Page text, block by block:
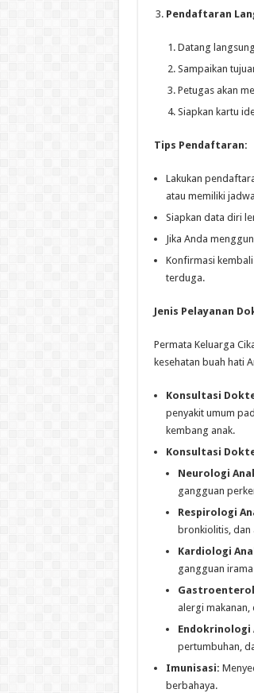
Pendaftaran
Datang
Sampaikan
Petugas akan
Siapkan kartu
Tips Pendaftaran:
Lakukan
atau memiliki
Siapkan data diri
Jika Anda
Konfirmasi
terduga.
Jenis Pelayanan
Permata Keluarga
kesehatan buah hati
Konsultasi
penyakit umum
kembang anak.
Konsultasi
Neurologi
gangguan
Respirologi
bronkiolitis, dan
Kardiologi
gangguan
alergi makanan,
Endokrinologi
pertumbuhan,
Imunisasi:
berbahaya.